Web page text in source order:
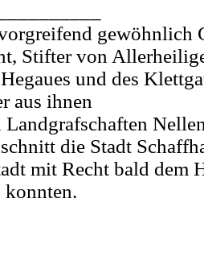
gewöhnlich
Stifter von
und des
aus ihnen
Landgrafschaften
die Stadt
mit Recht bald dem
konnten.